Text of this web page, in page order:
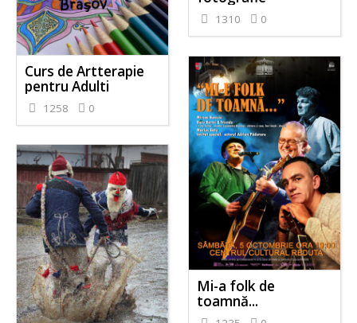
1310 0
Curs de Artterapie
pentru Adulti
1258 0
Mi-a folk de
toamnă...